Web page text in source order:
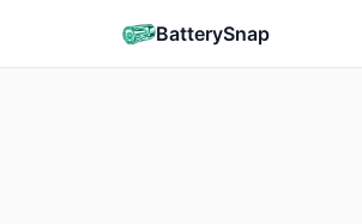
BatterySnap